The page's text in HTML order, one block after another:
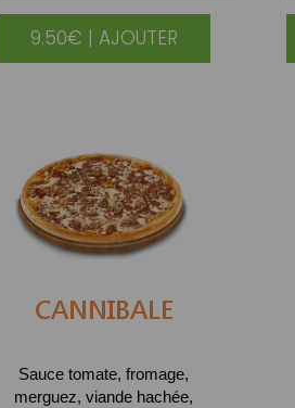
|
9.50€ | AJOUTER
CANNIBALE
Sauce tomate, fromage,
merguez, viande hachée,